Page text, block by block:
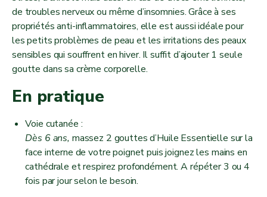
de troubles nerveux ou même d’insomnies. Grâce à ses
propriétés anti-inflammatoires, elle est aussi idéale pour
les petits problèmes de peau et les irritations des peaux
sensibles qui souffrent en hiver. Il suffit d’ajouter 1 seule
goutte dans sa crème corporelle.
En pratique
Voie cutanée :
Dès 6 ans, massez 2 gouttes d’Huile Essentielle sur la
face interne de votre poignet puis joignez les mains en
cathédrale et respirez profondément. A répéter 3 ou 4
fois par jour selon le besoin.